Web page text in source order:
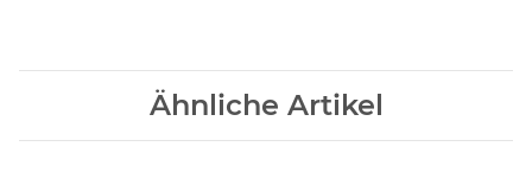
Ähnliche Artikel